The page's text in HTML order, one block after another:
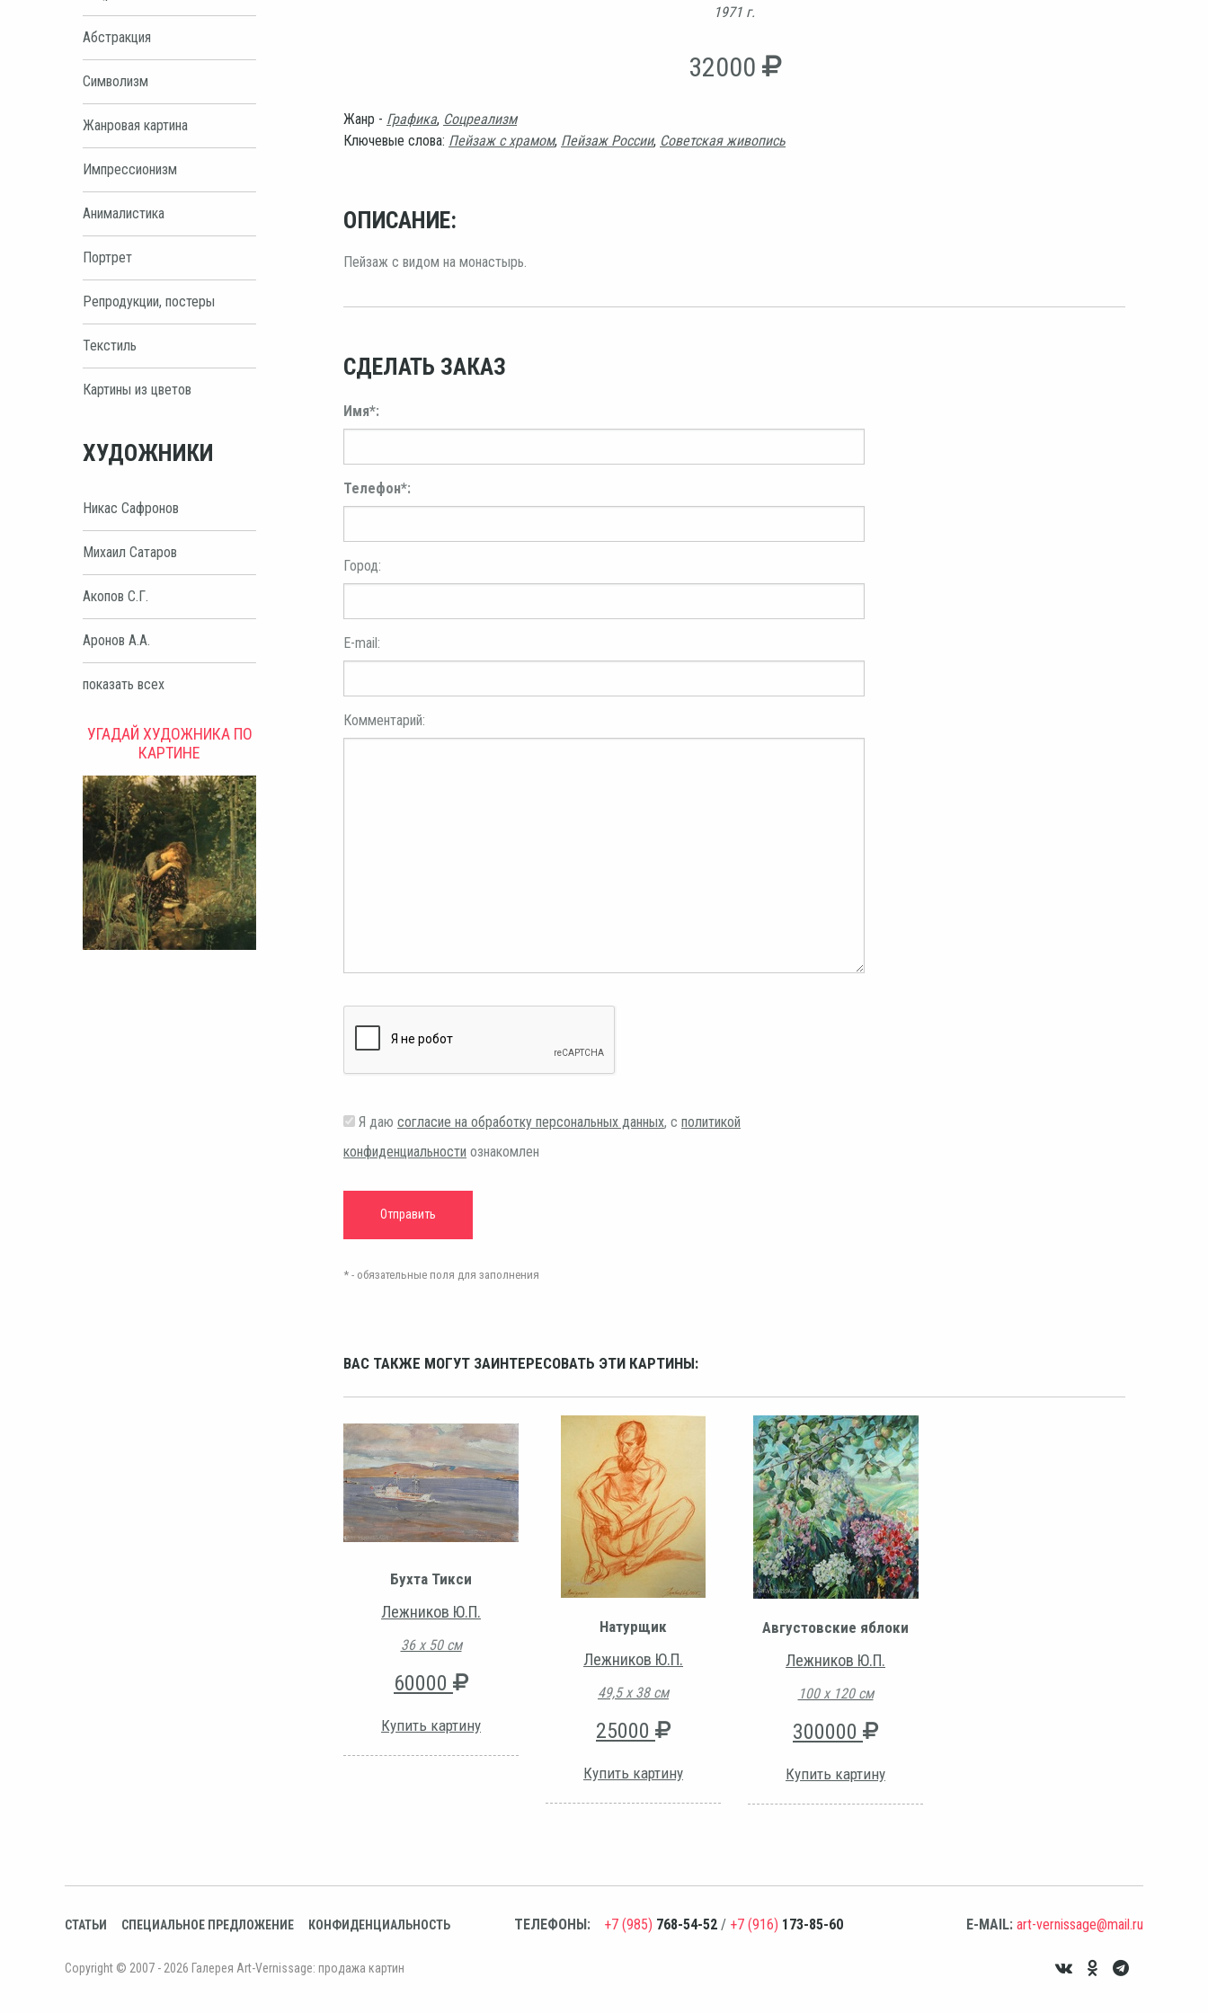
Абстракция
Символизм
Жанровая картина
Импрессионизм
Анималистика
Портрет
Репродукции, постеры
Текстиль
Картины из цветов
ХУДОЖНИКИ
Никас Сафронов
Михаил Сатаров
Акопов С.Г.
Аронов А.А.
показать всех
УГАДАЙ ХУДОЖНИКА ПО
КАРТИНЕ
1971 г.
32000
Жанр - Графика, Соцреализм
Ключевые слова: Пейзаж с храмом, Пейзаж России, Советская живопись
ОПИСАНИЕ:
Пейзаж с видом на монастырь.
СДЕЛАТЬ ЗАКАЗ
Имя*:
Телефон*:
Город:
E-mail:
Комментарий:
Я даю согласие на обработку персональных данных, с политикой
конфиденциальности ознакомлен
* - обязательные поля для заполнения
ВАС ТАКЖЕ МОГУТ ЗАИНТЕРЕСОВАТЬ ЭТИ КАРТИНЫ:
Бухта Тикси
Лежников Ю.П.
36 х 50 см
60000
Купить картину
Натурщик
Лежников Ю.П.
49,5 х 38 см
25000
Купить картину
Августовские яблоки
Лежников Ю.П.
100 х 120 см
300000
Купить картину
СТАТЬИ СПЕЦИАЛЬНОЕ ПРЕДЛОЖЕНИЕ КОНФИДЕНЦИАЛЬНОСТЬ ТЕЛЕФОНЫ: +7 (985) 768-54-52 / +7 (916) 173-85-60 E-MAIL: art-vernissage@mail.ru
Copyright © 2007 - 2026 Галерея Art-Vernissage: продажа картин